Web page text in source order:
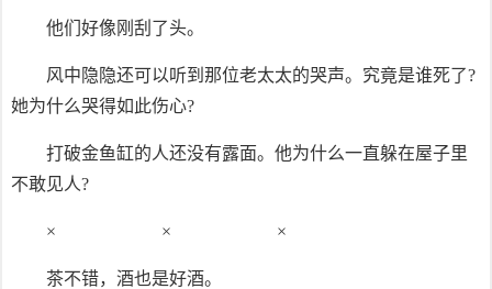
他们好像刚刮了头。
风中隐隐还可以听到那位老太太的哭声。究竟是谁死了?
她为什么哭得如此伤心?
打破金鱼缸的人还没有露面。他为什么一直躲在屋子里
不敢见人?
× × ×
茶不错，酒也是好酒。